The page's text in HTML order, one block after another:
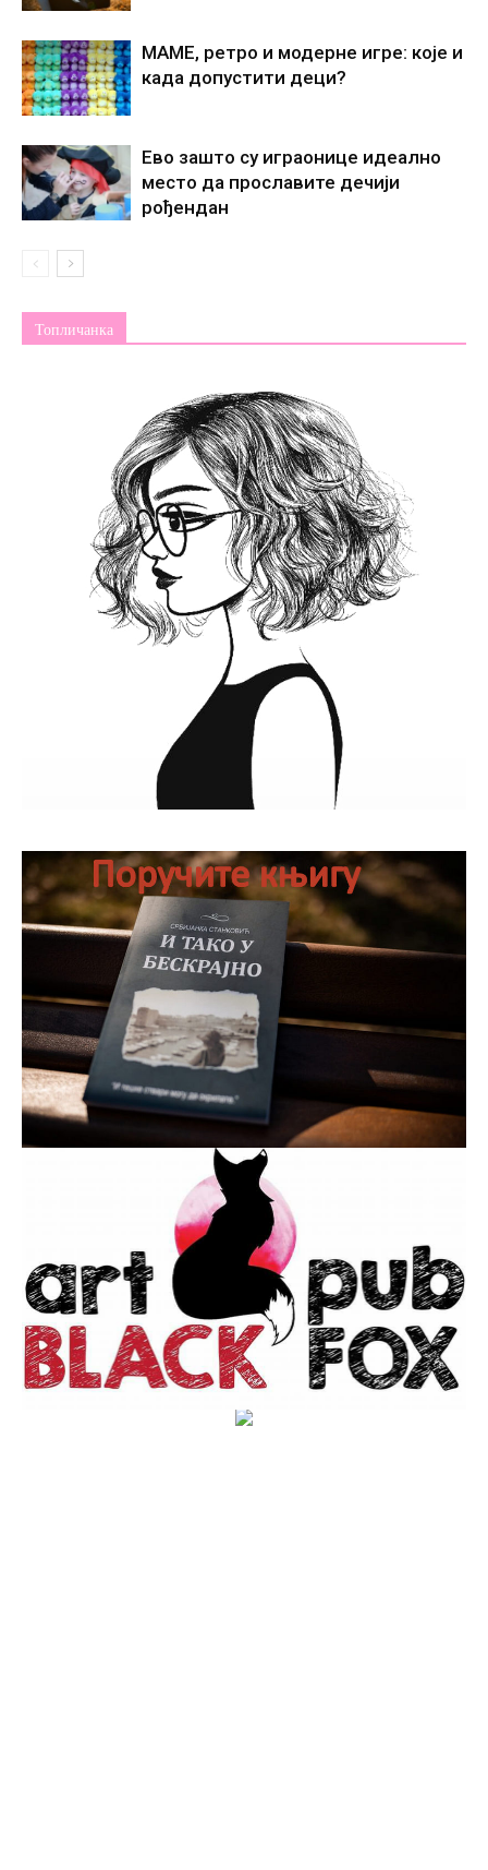
МАМЕ, ретро и модерне игре: које и
када допустити деци?
Ево зашто су играонице идеално
место да прославите дечији
рођендан
Топличанка